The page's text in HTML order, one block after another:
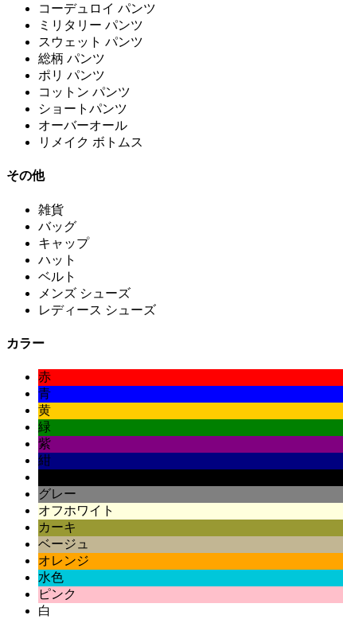
コーデュロイ パンツ
ミリタリー パンツ
スウェット パンツ
総柄 パンツ
ポリ パンツ
コットン パンツ
ショートパンツ
オーバーオール
リメイク ボトムス
その他
雑貨
バッグ
キャップ
ハット
ベルト
メンズ シューズ
レディース シューズ
カラー
赤
青
黄
緑
紫
紺
グレー
オフホワイト
カーキ
ベージュ
オレンジ
水色
ピンク
白